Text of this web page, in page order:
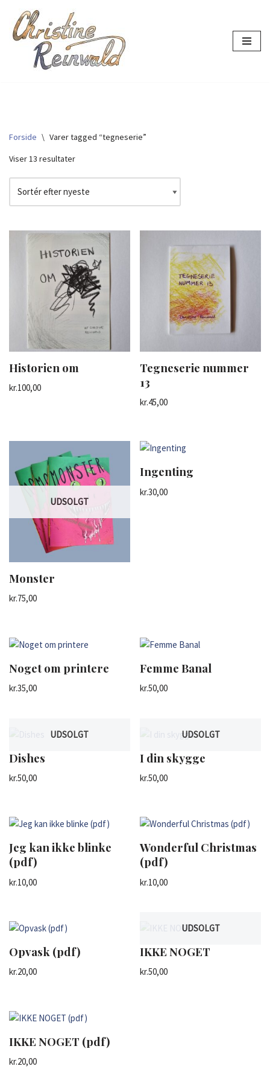
Spring
indhold
Forside \ Varer tagged “tegneserie”
Viser 13 resultater
Historien om
kr.100,00
Tegneserie nummer
13
kr.45,00
UDSOLGT
Monster
kr.75,00
Ingenting
kr.30,00
Noget om printere
kr.35,00
Femme Banal
kr.50,00
UDSOLGT
Dishes
kr.50,00
UDSOLGT
I din skygge
kr.50,00
Jeg kan ikke blinke
(pdf)
kr.10,00
Wonderful Christmas
(pdf)
kr.10,00
Opvask (pdf)
kr.20,00
UDSOLGT
IKKE NOGET
kr.50,00
IKKE NOGET (pdf)
kr.20,00